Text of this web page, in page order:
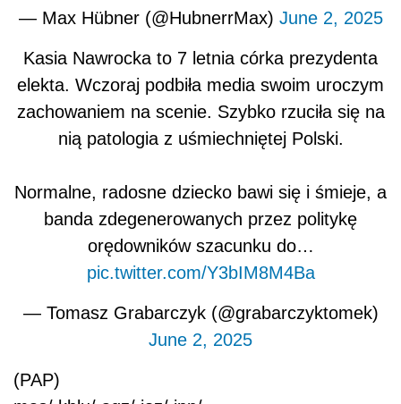
— Max Hübner (@HubnerrMax) June 2, 2025
Kasia Nawrocka to 7 letnia córka prezydenta
elekta. Wczoraj podbiła media swoim uroczym
zachowaniem na scenie. Szybko rzuciła się na
nią patologia z uśmiechniętej Polski.
Normalne, radosne dziecko bawi się i śmieje, a
banda zdegenerowanych przez politykę
orędowników szacunku do…
pic.twitter.com/Y3bIM8M4Ba
— Tomasz Grabarczyk (@grabarczyktomek)
June 2, 2025
(PAP)